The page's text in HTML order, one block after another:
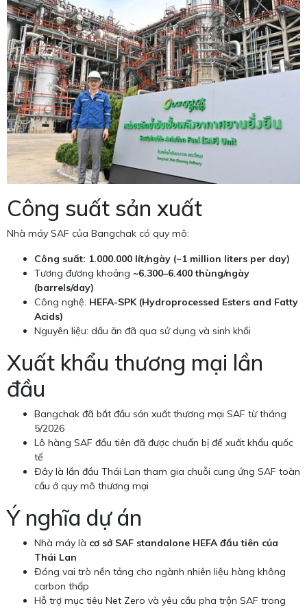
Công suất sản xuất
Nhà máy SAF của Bangchak có quy mô:
Công suất: 1.000.000 lít/ngày (~1 million liters per day)
Tương đương khoảng ~6.300–6.400 thùng/ngày
(barrels/day)
Công nghệ: HEFA-SPK (Hydroprocessed Esters and Fatty
Acids)
Nguyên liệu: dầu ăn đã qua sử dụng và sinh khối
Xuất khẩu thương mại lần
đầu
Bangchak đã bắt đầu sản xuất thương mại SAF từ tháng
5/2026
Lô hàng SAF đầu tiên đã được chuẩn bị để xuất khẩu quốc
tế
Đây là lần đầu Thái Lan tham gia chuỗi cung ứng SAF toàn
cầu ở quy mô thương mại
Ý nghĩa dự án
Nhà máy là cơ sở SAF standalone HEFA đầu tiên của
Thái Lan
Đóng vai trò nền tảng cho ngành nhiên liệu hàng không
carbon thấp
Hỗ trợ mục tiêu Net Zero và yêu cầu pha trộn SAF trong